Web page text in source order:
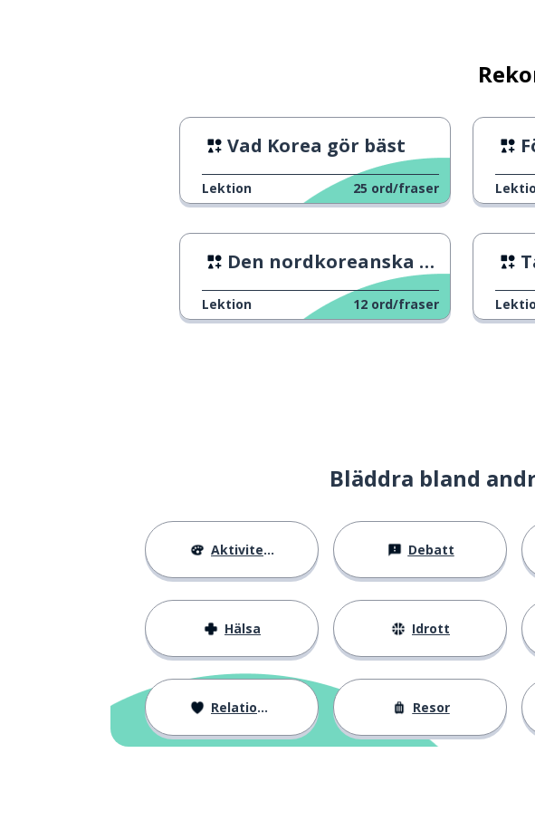
Vad Korea gör bäst
Lektion 25 ord/fraser
Den nordkoreanska lagen
Lektion 12 ord/fraser
Bläddra bland
Aktiviteter Debatt
Hälsa Idrott
Relationer Resor